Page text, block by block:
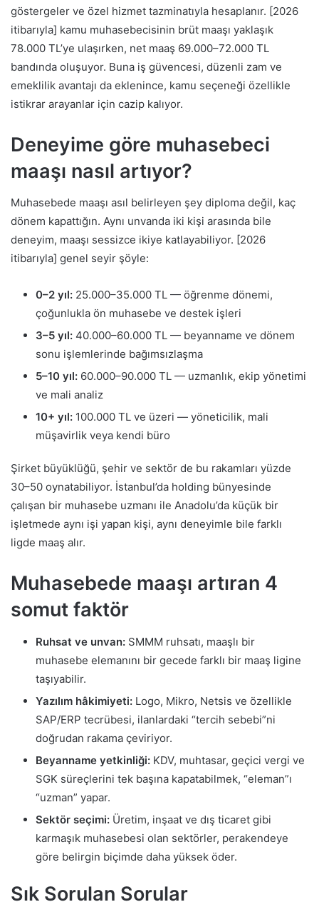
göstergeler ve özel hizmet tazminatıyla hesaplanır. [2026
itibarıyla] kamu muhasebecisinin brüt maaşı yaklaşık
78.000 TL’ye ulaşırken, net maaş 69.000–72.000 TL
bandında oluşuyor. Buna iş güvencesi, düzenli zam ve
emeklilik avantajı da eklenince, kamu seçeneği özellikle
istikrar arayanlar için cazip kalıyor.
Deneyime göre muhasebeci
maaşı nasıl artıyor?
Muhasebede maaşı asıl belirleyen şey diploma değil, kaç
dönem kapattığın. Aynı unvanda iki kişi arasında bile
deneyim, maaşı sessizce ikiye katlayabiliyor. [2026
itibarıyla] genel seyir şöyle:
0–2 yıl: 25.000–35.000 TL — öğrenme dönemi,
çoğunlukla ön muhasebe ve destek işleri
3–5 yıl: 40.000–60.000 TL — beyanname ve dönem
sonu işlemlerinde bağımsızlaşma
5–10 yıl: 60.000–90.000 TL — uzmanlık, ekip yönetimi
ve mali analiz
10+ yıl: 100.000 TL ve üzeri — yöneticilik, mali
müşavirlik veya kendi büro
Şirket büyüklüğü, şehir ve sektör de bu rakamları yüzde
30–50 oynatabiliyor. İstanbul’da holding bünyesinde
çalışan bir muhasebe uzmanı ile Anadolu’da küçük bir
işletmede aynı işi yapan kişi, aynı deneyimle bile farklı
ligde maaş alır.
Muhasebede maaşı artıran 4
somut faktör
Ruhsat ve unvan: SMMM ruhsatı, maaşlı bir
muhasebe elemanını bir gecede farklı bir maaş ligine
taşıyabilir.
Yazılım hâkimiyeti: Logo, Mikro, Netsis ve özellikle
SAP/ERP tecrübesi, ilanlardaki “tercih sebebi”ni
doğrudan rakama çeviriyor.
Beyanname yetkinliği: KDV, muhtasar, geçici vergi ve
SGK süreçlerini tek başına kapatabilmek, “eleman”ı
“uzman” yapar.
Sektör seçimi: Üretim, inşaat ve dış ticaret gibi
karmaşık muhasebesi olan sektörler, perakendeye
göre belirgin biçimde daha yüksek öder.
Sık Sorulan Sorular